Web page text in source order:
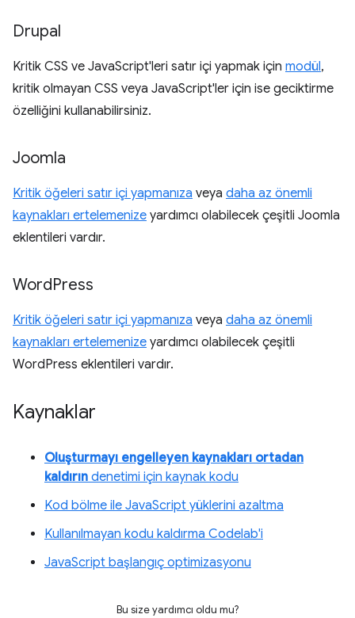
Drupal
Kritik CSS ve JavaScript'leri satır içi yapmak için modül,
kritik olmayan CSS veya JavaScript'ler için ise geciktirme
özelliğini kullanabilirsiniz.
Joomla
Kritik öğeleri satır içi yapmanıza veya daha az önemli
kaynakları ertelemenize yardımcı olabilecek çeşitli Joomla
eklentileri vardır.
WordPress
Kritik öğeleri satır içi yapmanıza veya daha az önemli
kaynakları ertelemenize yardımcı olabilecek çeşitli
WordPress eklentileri vardır.
Kaynaklar
Oluşturmayı engelleyen kaynakları ortadan
kaldırın denetimi için kaynak kodu
Kod bölme ile JavaScript yüklerini azaltma
Kullanılmayan kodu kaldırma Codelab'i
JavaScript başlangıç optimizasyonu
Bu size yardımcı oldu mu?